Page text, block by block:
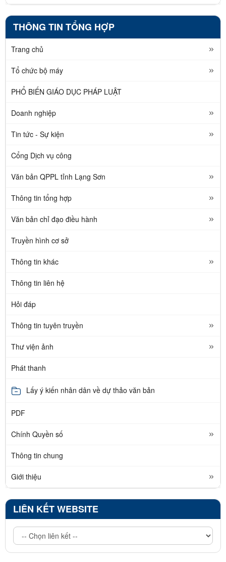
THÔNG TIN TỔNG HỢP
Trang chủ
Tổ chức bộ máy
PHỔ BIẾN GIÁO DỤC PHÁP LUẬT
Doanh nghiệp
Tin tức - Sự kiện
Cổng Dịch vụ công
Văn bản QPPL tỉnh Lạng Sơn
Thông tin tổng hợp
Văn bản chỉ đạo điều hành
Truyền hình cơ sở
Thông tin khác
Thông tin liên hệ
Hỏi đáp
Thông tin tuyên truyền
Thư viện ảnh
Phát thanh
Lấy ý kiến nhân dân về dự thảo văn bản
PDF
Chính Quyền số
Thông tin chung
Giới thiệu
LIÊN KẾT WEBSITE